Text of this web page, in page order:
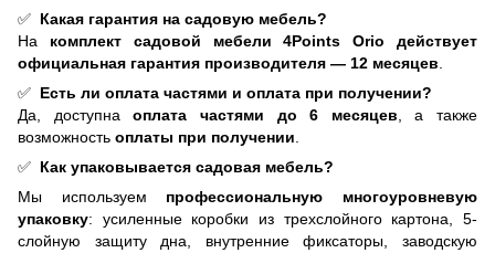
✅ Какая гарантия на садовую мебель?
На комплект садовой мебели 4Points Orio действует
официальная гарантия производителя — 12 месяцев.
✅ Есть ли оплата частями и оплата при получении?
Да, доступнаоплата частями до 6 месяцев, а также
возможность оплаты при получении.
✅ Как упаковывается садовая мебель?
Мы используем профессиональную многоуровневую
упаковку: усиленные коробки из трехслойного картона, 5-
слойную защиту дна, внутренние фиксаторы, заводскую